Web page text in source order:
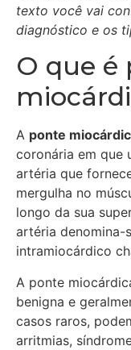
texto você vai
diagnóstico e os
O que é
A ponte
coronária em que
artéria que
mergulha no
longo da sua
artéria denomina-
intramiocárdico
A ponte
benigna e
casos raros,
arritmias,